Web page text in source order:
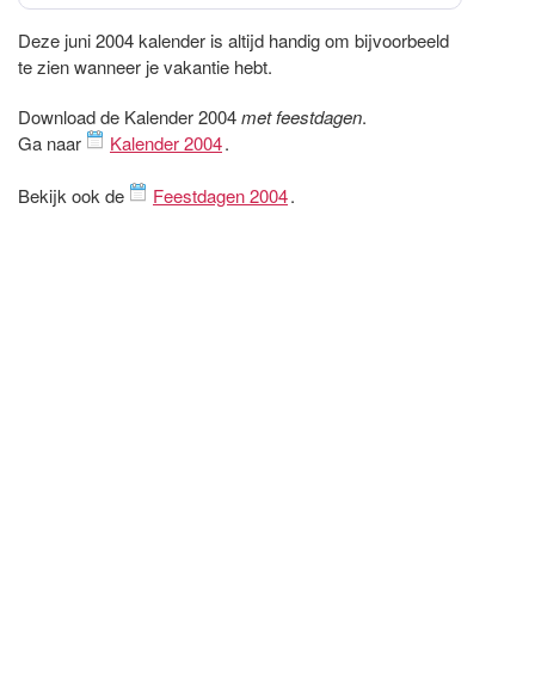
Deze juni 2004 kalender is altijd handig om bijvoorbeeld
te zien wanneer je vakantie hebt.
Download de Kalender 2004met feestdagen.
Ga naar
Kalender 2004.
Bekijk ook de Feestdagen 2004.